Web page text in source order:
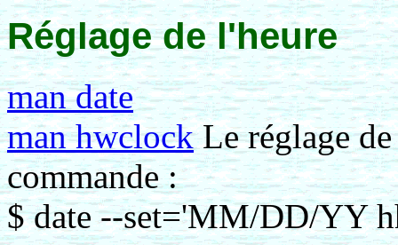
Réglage de l'heure
man date
man hwclockLe réglage de
commande :
$ date --set='MM/DD/YY